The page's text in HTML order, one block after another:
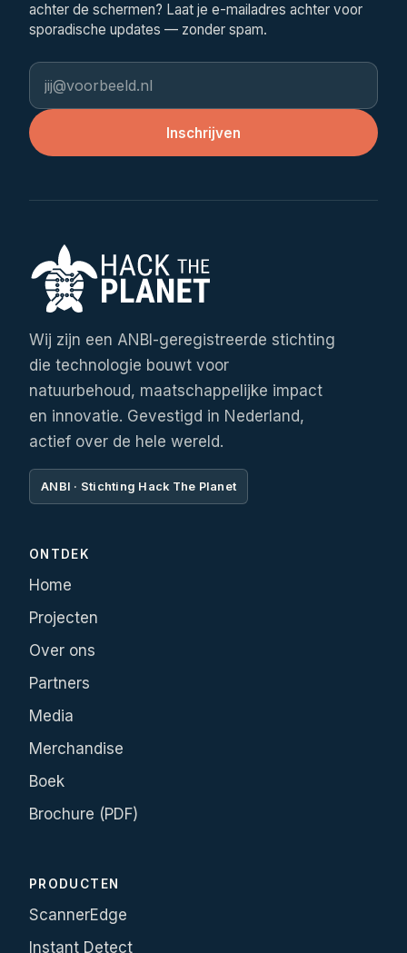
achter de schermen? Laat je e-mailadres achter voor
sporadische updates — zonder spam.
E-mailadres
Inschrijven
Wij zijn een ANBI-geregistreerde stichting
die technologie bouwt voor
natuurbehoud, maatschappelijke impact
en innovatie. Gevestigd in Nederland,
actief over de hele wereld.
ANBI · Stichting Hack The Planet
ONTDEK
Home
Projecten
Over ons
Partners
Media
Merchandise
Boek
Brochure (PDF)
PRODUCTEN
ScannerEdge
Instant Detect